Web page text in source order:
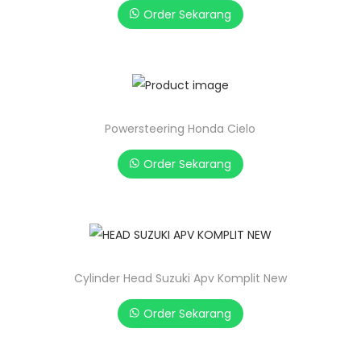
Order Sekarang
Powersteering Honda Cielo
Order Sekarang
Cylinder Head Suzuki Apv Komplit New
Order Sekarang